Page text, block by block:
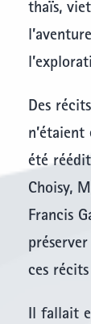
thaïs,
Des
été
Choisy,
Francis
ces
Il fallait